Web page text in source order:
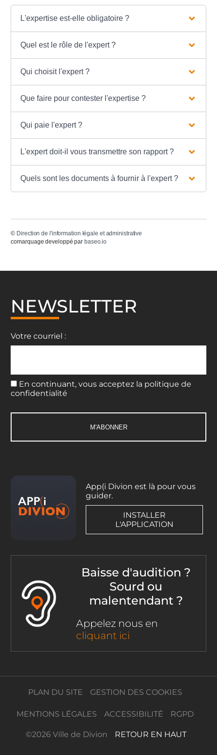
L'expertise est-elle obligatoire ?
Quel est le rôle de l'expert ?
Qui choisit l'expert ?
Que faire pour contester l'expertise ?
Qui paie l'expert ?
L'expert doit-il vous transmettre son rapport ?
Quels sont les documents à fournir à l'expert ?
© Direction de l'information légale et administrative
comarquage developpé par baseo.io
NEWSLETTER
Votre courriel :
En continuant, vous acceptez la politique de
confidentialité
App(i Divion est là pour vous
guider.
INSTALLER
L'APPLICATION
Baisse d'audition ?
Sourd ou
malentendant ?
Appelez nous en
cliquant ici
PLAN DU SITE GESTION DES COOKIES
MENTIONS LÉGALES ACCESSIBILITÉ RGPD
©2026 Ville de Divion RETOUR EN HAUT